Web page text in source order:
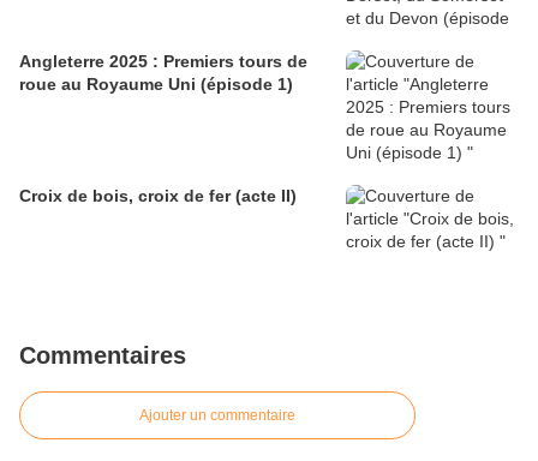
Angleterre 2025 : Premiers tours de
roue au Royaume Uni (épisode 1)
Croix de bois, croix de fer (acte II)
Commentaires
Ajouter un commentaire